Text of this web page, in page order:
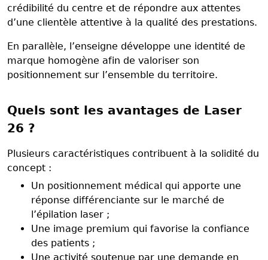
crédibilité du centre et de répondre aux attentes
d’une clientèle attentive à la qualité des prestations.
En parallèle, l’enseigne développe une identité de
marque homogène afin de valoriser son
positionnement sur l’ensemble du territoire.
Quels sont les avantages de Laser
26 ?
Plusieurs caractéristiques contribuent à la solidité du
concept :
Un positionnement médical qui apporte une
réponse différenciante sur le marché de
l’épilation laser ;
Une image premium qui favorise la confiance
des patients ;
Une activité soutenue par une demande en